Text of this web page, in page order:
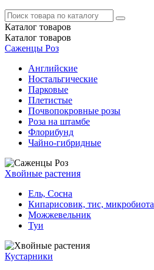
Каталог товаров
Каталог товаров
Саженцы Роз
Английские
Ностальгические
Парковые
Плетистые
Почвопокровные розы
Роза на штамбе
Флорибунд
Чайно-гибридные
Хвойные растения
Ель, Сосна
Кипарисовик, тис, микробиота
Можжевельник
Туи
Кустарники